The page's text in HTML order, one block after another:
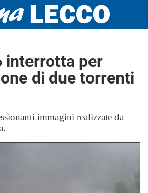
interrotta per
di due torrenti
immagini realizzate da